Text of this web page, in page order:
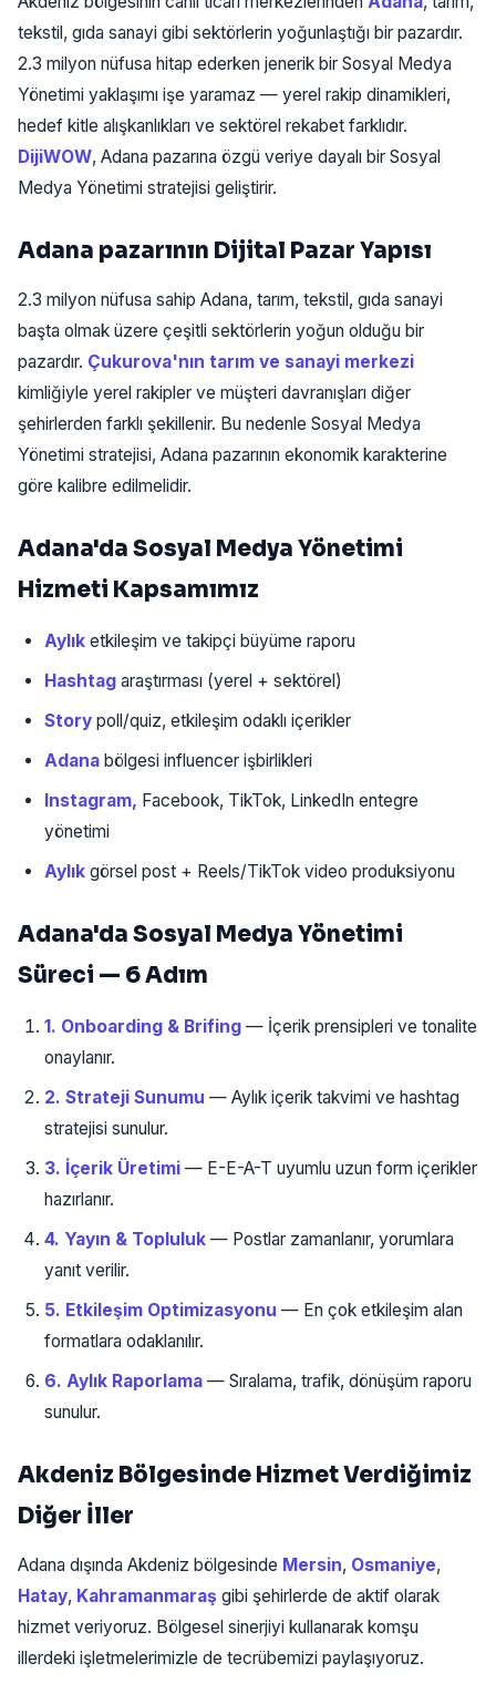
tekstil, gıda sanayi gibi sektörlerin yoğunlaştığı bir pazardır.
2.3 milyon nüfusa hitap ederken jenerik bir Sosyal Medya
Yönetimi yaklaşımı işe yaramaz — yerel rakip dinamikleri,
hedef kitle alışkanlıkları ve sektörel rekabet farklıdır.
DijiWOW, Adana pazarına özgü veriye dayalı bir Sosyal
Medya Yönetimi stratejisi geliştirir.
Adana pazarının Dijital Pazar Yapısı
2.3 milyon nüfusa sahip Adana, tarım, tekstil, gıda sanayi
başta olmak üzere çeşitli sektörlerin yoğun olduğu bir
pazardır. Çukurova'nın tarım ve sanayi merkezi
kimliğiyle yerel rakipler ve müşteri davranışları diğer
şehirlerden farklı şekillenir. Bu nedenle Sosyal Medya
Yönetimi stratejisi, Adana pazarının ekonomik karakterine
göre kalibre edilmelidir.
Adana'da Sosyal Medya Yönetimi
Hizmeti Kapsamımız
Aylık etkileşim ve takipçi büyüme raporu
Hashtag araştırması (yerel + sektörel)
Story poll/quiz, etkileşim odaklı içerikler
Adana bölgesi influencer işbirlikleri
Instagram, Facebook, TikTok, LinkedIn entegre
yönetimi
Aylık görsel post + Reels/TikTok video produksiyonu
Adana'da Sosyal Medya Yönetimi
Süreci — 6 Adım
1. Onboarding & Brifing — İçerik prensipleri ve tonalite
onaylanır.
2. Strateji Sunumu — Aylık içerik takvimi ve hashtag
stratejisi sunulur.
3. İçerik Üretimi — E-E-A-T uyumlu uzun form içerikler
hazırlanır.
4. Yayın & Topluluk — Postlar zamanlanır, yorumlara
yanıt verilir.
5. Etkileşim Optimizasyonu — En çok etkileşim alan
formatlara odaklanılır.
6. Aylık Raporlama — Sıralama, trafik, dönüşüm raporu
sunulur.
Akdeniz Bölgesinde Hizmet Verdiğimiz
Diğer İller
Adana dışında Akdeniz bölgesinde Mersin, Osmaniye,
Hatay, Kahramanmaraş gibi şehirlerde de aktif olarak
hizmet veriyoruz. Bölgesel sinerjiyi kullanarak komşu
illerdeki işletmelerimizle de tecrübemizi paylaşıyoruz.